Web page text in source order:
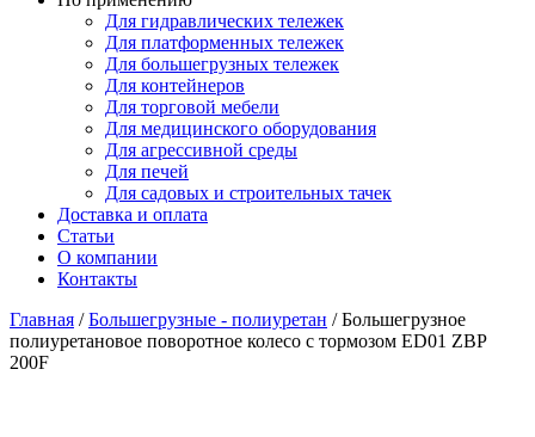
Для гидравлических тележек
Для платформенных тележек
Для большегрузных тележек
Для контейнеров
Для торговой мебели
Для медицинского оборудования
Для агрессивной среды
Для печей
Для садовых и строительных тачек
Доставка и оплата
Статьи
О компании
Контакты
Главная /Большегрузные - полиуретан /Большегрузное
полиуретановое поворотное колесо с тормозом ED01 ZBP
200F